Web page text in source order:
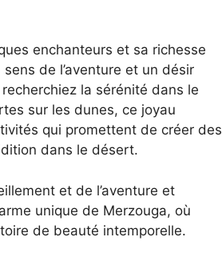
enchanteurs et sa richesse
de l’aventure et un désir
la sérénité dans le
sur les dunes, ce joyau
qui promettent de créer des
dans le désert.
et de l’aventure et
unique de Merzouga, où
de beauté intemporelle.